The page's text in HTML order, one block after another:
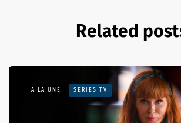
Related
A LA UNE SÉRIES TV